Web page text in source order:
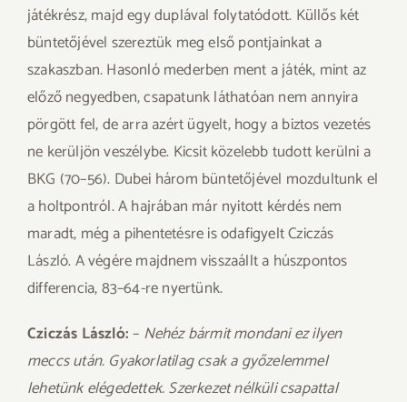
játékrész, majd egy duplával folytatódott. Küllős két
büntetőjével szereztük meg első pontjainkat a
szakaszban. Hasonló mederben ment a játék, mint az
előző negyedben, csapatunk láthatóan nem annyira
pörgött fel, de arra azért ügyelt, hogy a biztos vezetés
ne kerüljön veszélybe. Kicsit közelebb tudott kerülni a
BKG (70–56). Dubei három büntetőjével mozdultunk el
a holtpontról. A hajrában már nyitott kérdés nem
maradt, még a pihentetésre is odafigyelt Cziczás
László. A végére majdnem visszaállt a húszpontos
differencia, 83–64-re nyertünk.
Cziczás László:– Nehéz bármit mondani ez ilyen
meccs után. Gyakorlatilag csak a győzelemmel
lehetünk elégedettek. Szerkezet nélküli csapattal